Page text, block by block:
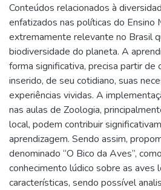
Conteúdos relacionados à
enfatizados nas políticas do Ensino
extremamente relevante no Brasil
biodiversidade do planeta. A
forma significativa, precisa partir de
inserido, de seu cotidiano, suas
experiências vividas. A
nas aulas de Zoologia,
local, podem contribuir
aprendizagem. Sendo assim,
denominado “O Bico da Aves”,
conhecimento lúdico sobre as aves
características, sendo possível